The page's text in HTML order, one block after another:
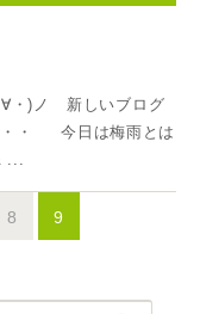
∀・)ノ 新しいブログ
・・ 今日は梅雨とは
...
8 9